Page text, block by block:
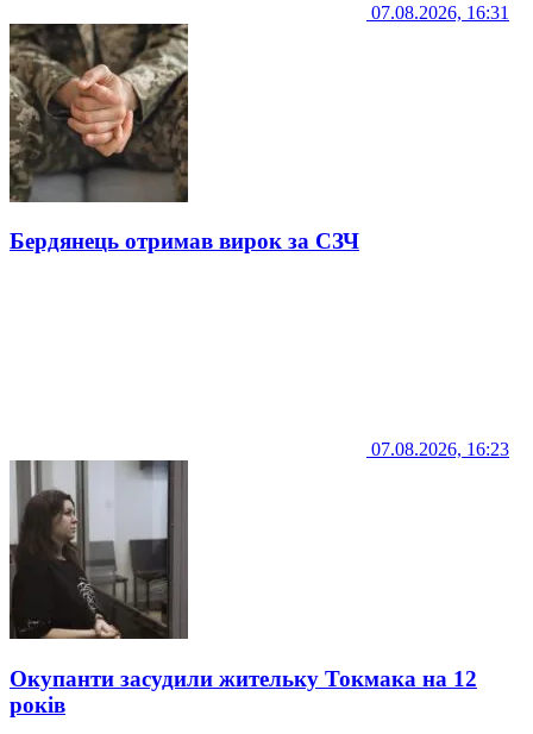
07.08.2026, 16:31
Бердянець отримав вирок за СЗЧ
07.08.2026, 16:23
Окупанти засудили жительку Токмака на 12
років